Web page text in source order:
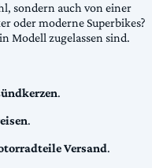
sondern auch von einer
oder moderne Superbikes?
Modell zugelassen sind.
.
.
Versand.